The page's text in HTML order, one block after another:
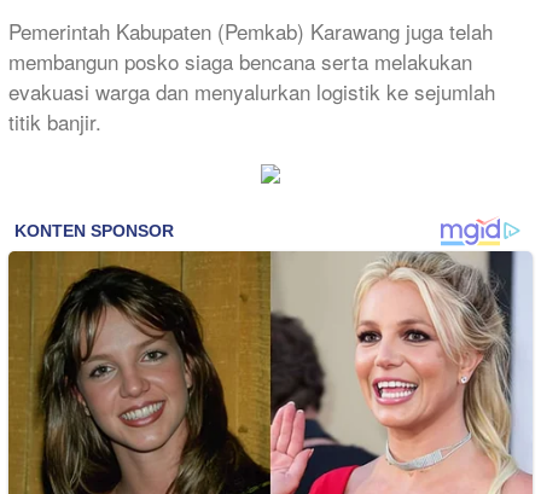
Pemerintah Kabupaten (Pemkab) Karawang juga telah
membangun posko siaga bencana serta melakukan
evakuasi warga dan menyalurkan logistik ke sejumlah
titik banjir.